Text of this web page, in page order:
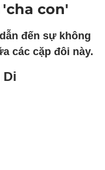
con'
đến sự không
các cặp đôi này.
Di